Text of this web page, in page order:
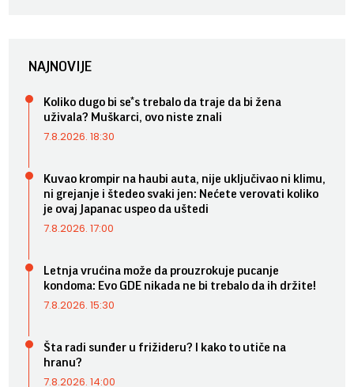
NAJNOVIJE
Koliko dugo bi se*s trebalo da traje da bi žena
uživala? Muškarci, ovo niste znali
7.8.2026. 18:30
Kuvao krompir na haubi auta, nije uključivao ni klimu,
ni grejanje i štedeo svaki jen: Nećete verovati koliko
je ovaj Japanac uspeo da uštedi
7.8.2026. 17:00
Letnja vrućina može da prouzrokuje pucanje
kondoma: Evo GDE nikada ne bi trebalo da ih držite!
7.8.2026. 15:30
Šta radi sunđer u frižideru? I kako to utiče na
hranu?
7.8.2026. 14:00